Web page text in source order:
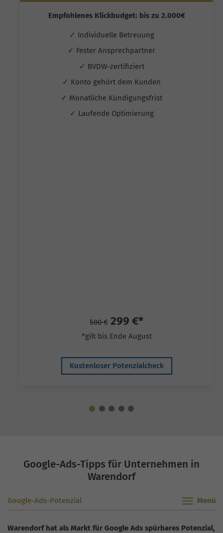
Empfohlenes Klickbudget: bis zu 2.000€
✓ Individuelle Betreuung
✓ Fester Ansprechpartner
✓ BVDW-zertifiziert
✓ Konto gehört dem Kunden
✓ Monatliche Kündigungsfrist
✓ Laufende Optimierung
500 € 299 €*
*gilt bis Ende August
Kostenloser Potenzialcheck
Google-Ads-Tipps für Unternehmen in
Warendorf
Google-Ads-Potenzial
Warendorf hat als Markt für Google Ads spürbares Potenzial,